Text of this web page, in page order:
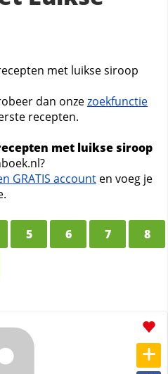
met luikse siroop
dan onzezoekfunctie
recepten.
met luikse siroop
GRATIS account en voeg je
5 6 7
8